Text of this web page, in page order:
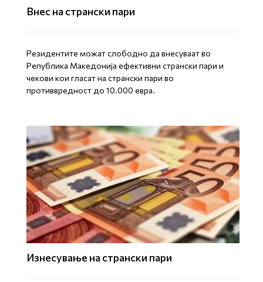
Внес на странски пари
Резидентите можат слободно да внесуваат во
Република Македонија ефективни странски пари и
чекови кои гласат на странски пари во
противвредност до 10.000 евра.
Изнесување на странски пари